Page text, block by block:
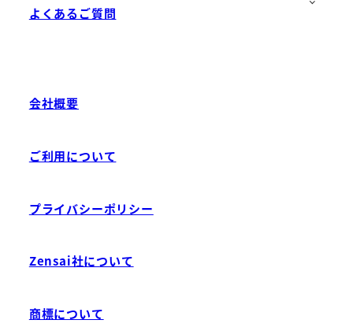
よくあるご質問
会社概要
ご利用について
プライバシーポリシー
Zensai社について
商標について